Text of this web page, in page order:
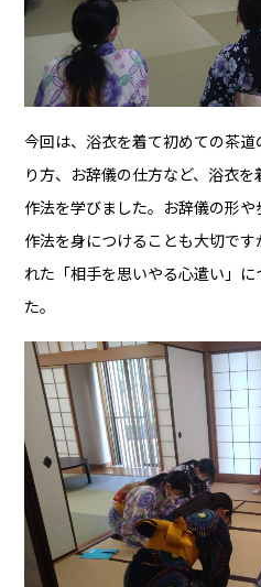
今回は、浴衣を着て初めての茶
り方、お辞儀の仕方など、浴衣
作法を学びました。お辞儀の形
作法を身につけることも大切で
れた「相手を思いやる心遣い」
た。